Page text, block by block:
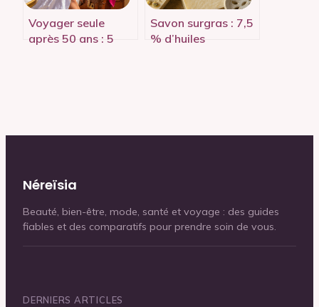
Voyager seule
après 50 ans : 5
Savon surgras : 7,5
% d’huiles
Néreïsia
Beauté, bien-être, mode, santé et voyage : des guides
fiables et des comparatifs pour prendre soin de vous.
DERNIERS ARTICLES